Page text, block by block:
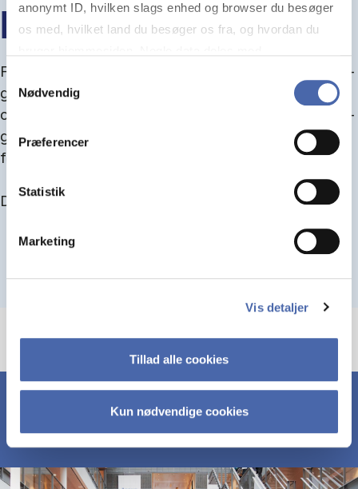
anonymt ID, hvilken slags enhed og browser du besøger
os med, hvilket land du besøger os fra, og hvordan du
markedsføring. Du bestemmer selv - og kan altid trække
Samtykkevalg
Nødvendig
Præferencer
Statistik
Marketing
Vis detaljer
Tillad alle cookies
Kun nødvendige cookies
IN­FO­MØ­DER OM OP­TA­GEL­SE
Fra september kan du del­tage i in­fo­mø­der om op­ta­
gel­se, hvor vi gu­i­der dig igen­nem an­søg­nings­pro­
ces­sen, og for­tæl­ler om kvo­te 1 og 2, sprog- og ad­
gangs­krav, og hvordan du forbedrer dine chancer
for at blive optaget.
Du kan finde alle events her i slutningen af august.